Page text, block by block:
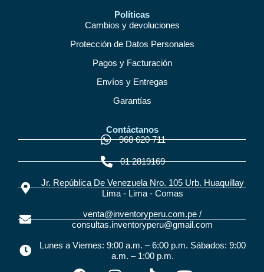
Políticas
Cambios y devoluciones
Protección de Datos Personales
Pagos y Facturación
Envíos y Entregas
Garantías
Contáctanos
968 620 711
01 2819169
Jr. República De Venezuela Nro. 105 Urb. Huaquillay
Lima - Lima - Comas
venta@inventoryperu.com.pe /
consultas.inventoryperu@gmail.com
Lunes a Viernes: 9:00 a.m. – 6:00 p.m. Sábados: 9:00
a.m. – 1:00 p.m.